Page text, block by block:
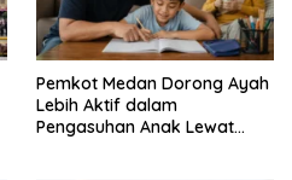
Pemkot Medan Dorong Ayah
Lebih Aktif dalam
Pengasuhan Anak Lewat